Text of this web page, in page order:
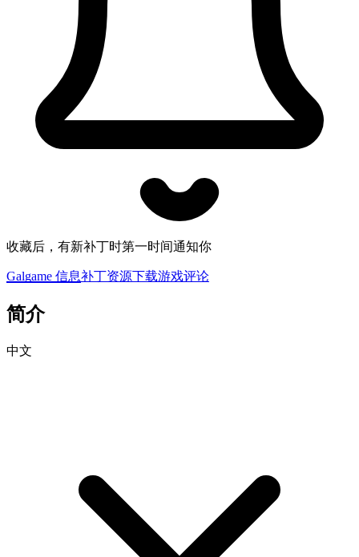
收藏后，有新补丁时第一时间通知你
Galgame 信息补丁资源下载游戏评论
简介
中文